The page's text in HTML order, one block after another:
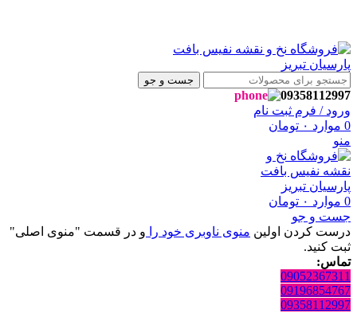
جست و جو
09358112997
ورود / فرم ثبت نام
0 موارد ۰ تومان
منو
0 موارد ۰ تومان
جست و جو
درست کردن اولین منوی ناوبری خود را و در قسمت "منوی اصلی"
ثبت کنید.
تماس:
09052367311
09196854767
09358112997